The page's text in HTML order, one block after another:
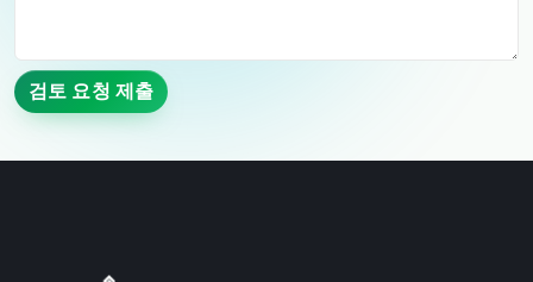
검토 요청 제출